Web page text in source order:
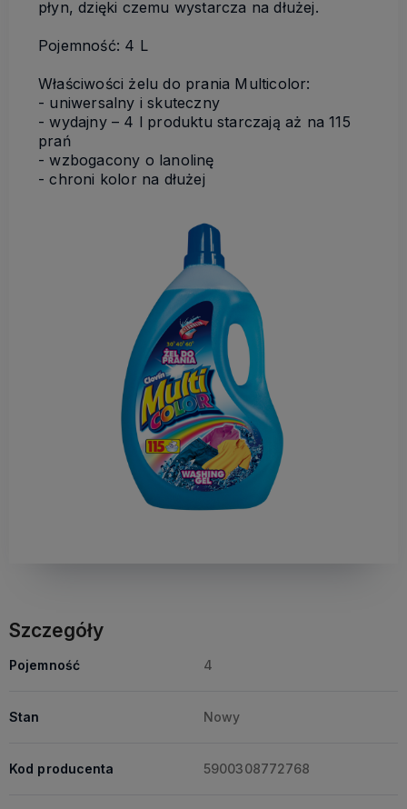
płyn, dzięki czemu wystarcza na dłużej.
Pojemność: 4 L
Właściwości żelu do prania Multicolor:
- uniwersalny i skuteczny
- wydajny – 4 l produktu starczają aż na 115
prań
- wzbogacony o lanolinę
- chroni kolor na dłużej
Szczegóły
Pojemność 4
Stan Nowy
Kod producenta 5900308772768